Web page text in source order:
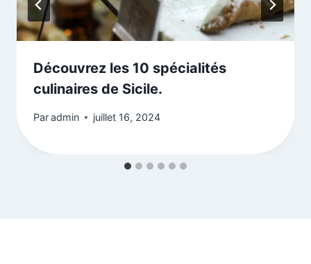
Découvrez les 10 spécialités
culinaires de Sicile.
Paradmin juillet 16, 2024